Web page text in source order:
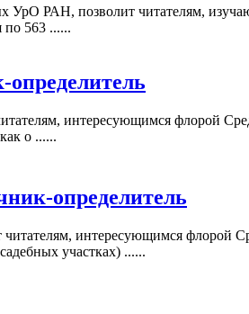
УрО РАН, позволит читателям,
по 563 ......
интересующимся флорой
о ......
определитель
интересующимся флорой
участках) ......